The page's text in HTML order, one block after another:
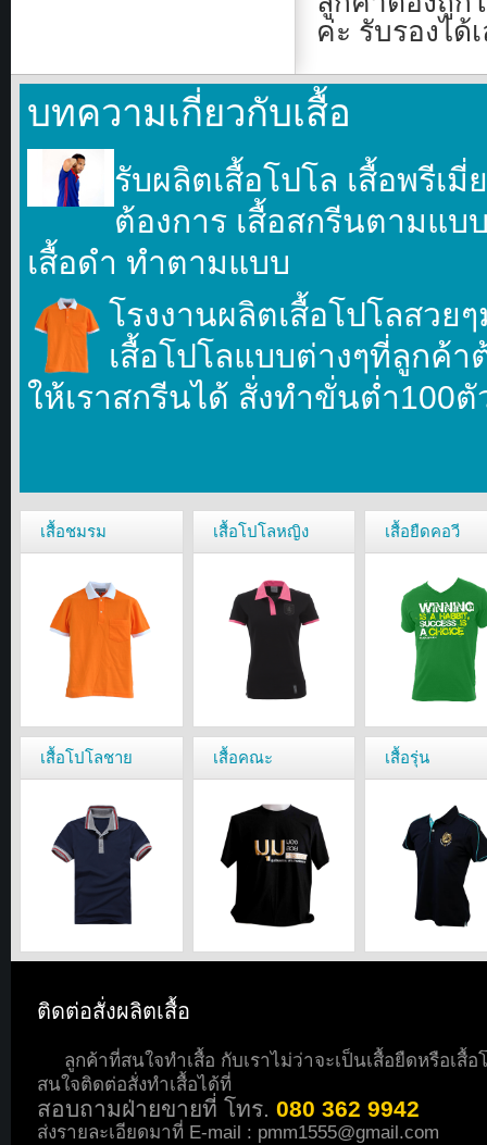
ค่ะ รับรองได้
บทความเกี่ยวกับเสื้อ
รับผลิตเสื้อโปโล เสื้อพรีเ
ต้องการ เสื้อสกรีนตามแบ
เสื้อดำ ทำตามแบบ
โรงงานผลิตเสื้อโปโลสวย
เสื้อโปโลแบบต่างๆที่ลูกค้
ให้เราสกรีนได้ สั่งทำขั่นตํ่า100
เสื้อชมรม
เสื้อโปโลชาย
เสื้อโปโลหญิง
เสื้อคณะ
เสื้อยืดคอวี
เสื้อรุ่น
ติดต่อสั่งผลิตเสื้อ
ลูกค้าที่สนใจทำเสื้อ กับเราไม่ว่าจะเป็นเสื้อยืดหรือเสื้อ
สนใจติดต่อสั่งทำเสื้อได้ที่
สอบถามฝ่ายขายที่ โทร. 080 362 9942
ส่งรายละเอียดมาที่ E-mail : pmm1555@gmail.com